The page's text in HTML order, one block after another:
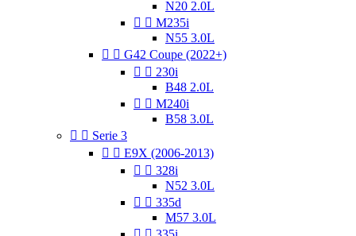
N20 2.0L
  M235i
N55 3.0L
  G42 Coupe (2022+)
  230i
B48 2.0L
  M240i
B58 3.0L
  Serie 3
  E9X (2006-2013)
  328i
N52 3.0L
  335d
M57 3.0L